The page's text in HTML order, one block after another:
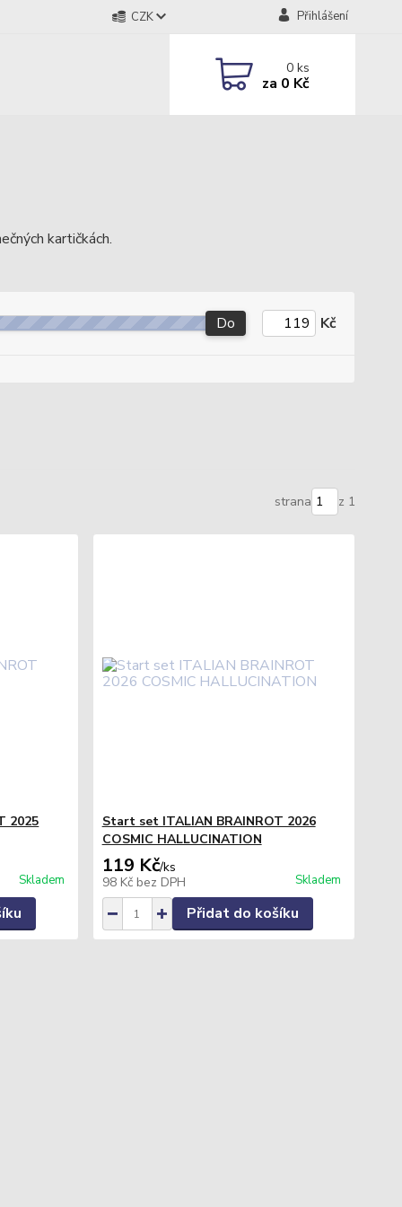
CZK Přihlášení
0ks
za 0 Kč
kartičkách.
Do Kč
strana z 1
2025
Skladem
Start set ITALIAN BRAINROT 2026
COSMIC HALLUCINATION
119 Kč/ks
98 Kč bez DPH Skladem
Přidat do košíku